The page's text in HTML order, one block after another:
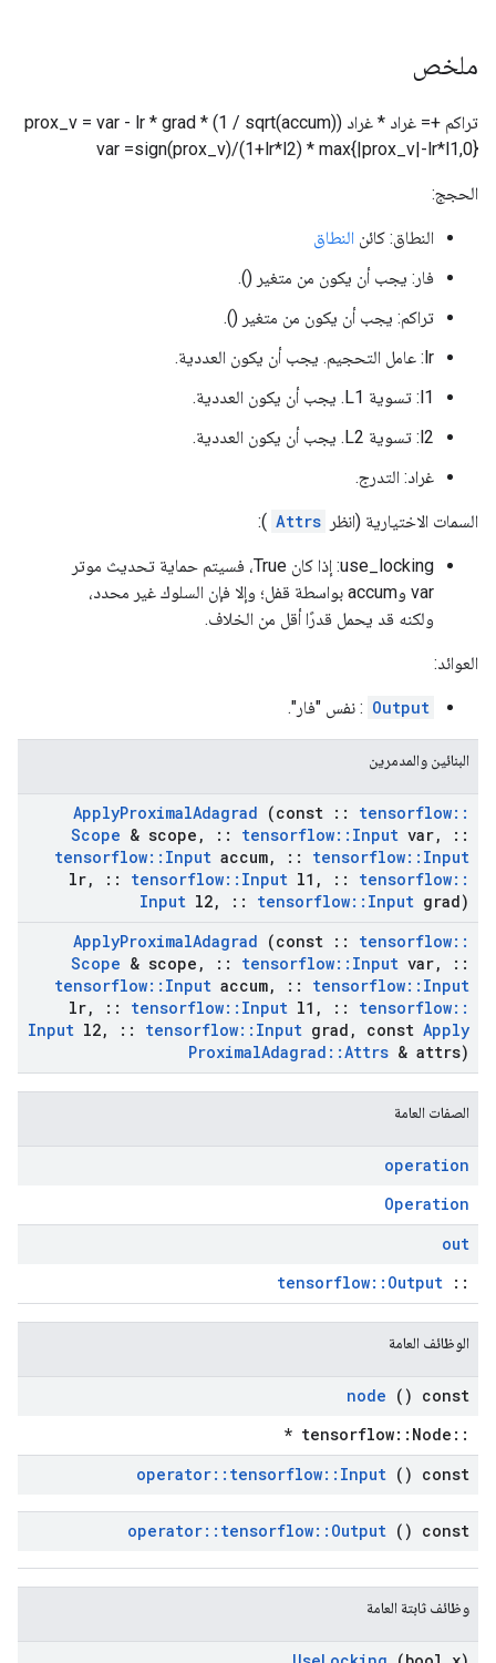
ملخص
تراكم += غراد * غراد prox_v = var - lr * grad * (1 / sqrt(accum))
var =sign(prox_v)/(1+lr*l2) * max{|prox_v|-lr*l1,0}
الحجج:
النطاق: كائن النطاق
فار: يجب أن يكون من متغير ().
تراكم: يجب أن يكون من متغير ().
lr: عامل التحجيم. يجب أن يكون العددية.
l1: تسوية L1. يجب أن يكون العددية.
l2: تسوية L2. يجب أن يكون العددية.
غراد: التدرج.
السمات الاختيارية (انظر Attrs
):
use_locking: إذا كان True، فسيتم حماية تحديث موتر
var وaccum بواسطة قفل؛ وإلا فإن السلوك غير محدد،
ولكنه قد يحمل قدرًا أقل من الخلاف.
العوائد:
Output : نفس "فار".
البنائين والمدمرين
ApplyProximalAdagrad (const :: tensorflow::
Scope & scope , :: tensorflow:: Input var,
::
tensorflow:: Input accum, :: tensorflow:: Input
lr, :: tensorflow:: Input l1 , :: tensorflow::
Input l2, :: tensorflow:: Input grad)
ApplyProximalAdagrad (const :: tensorflow::
Scope & scope , :: tensorflow:: Input var,
::
tensorflow:: Input accum, :: tensorflow:: Input
lr, :: tensorflow:: Input l1 , :: tensorflow::
Input l2, :: tensorflow:: Input grad , const Apply
ProximalAdagrad ::Attrs & attrs)
الصفات العامة
operation
Operation
out
::
tensorflow::Output
الوظائف العامة
node () const
::tensorflow::Node *
operator:: tensorflow:: Input () const
operator:: tensorflow:: Output () const
وظائف ثابتة العامة